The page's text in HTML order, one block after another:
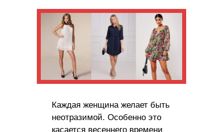
Каждая женщина желает быть
неотразимой. Особенно это
касается весеннего времени